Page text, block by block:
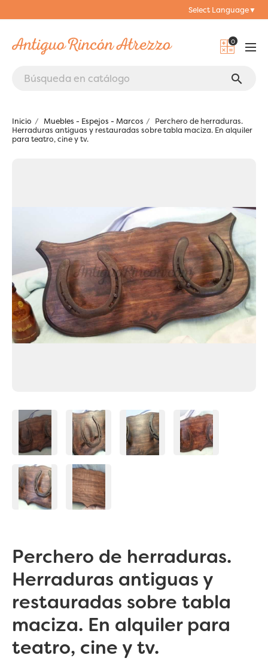
Select Language▼
0
search
Inicio Muebles - Espejos - Marcos
Perchero de herraduras.
Herraduras antiguas y restauradas sobre tabla maciza. En alquiler
para teatro, cine y tv.
Perchero de herraduras.
Herraduras antiguas y
restauradas sobre tabla
maciza. En alquiler para
teatro, cine y tv.